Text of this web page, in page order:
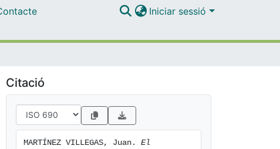
Iniciar sessió
Citació
MARTÍNEZ VILLEGAS, Juan. El